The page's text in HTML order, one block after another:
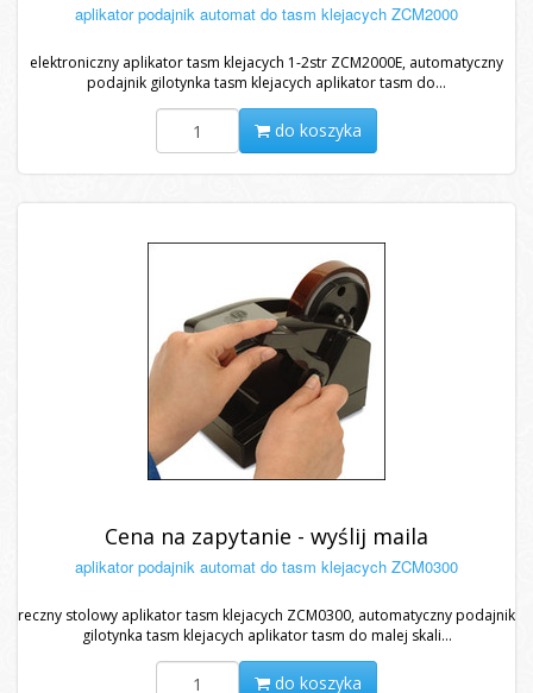
aplikator podajnik automat do tasm klejacych ZCM2000
elektroniczny aplikator tasm klejacych 1-2str ZCM2000E, automatyczny
podajnik gilotynka tasm klejacych aplikator tasm do...
do koszyka
Cena na zapytanie - wyślij maila
aplikator podajnik automat do tasm klejacych ZCM0300
reczny stolowy aplikator tasm klejacych ZCM0300, automatyczny podajnik
gilotynka tasm klejacych aplikator tasm do malej skali...
do koszyka